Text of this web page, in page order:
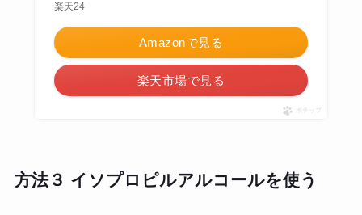
楽天24
Amazonで見る
楽天市場で見る
ポチップ
方法３ イソプロピルアルコールを使う